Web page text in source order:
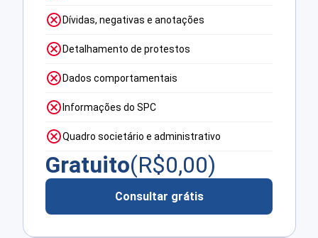
Dívidas, negativas e anotações
Detalhamento de protestos
Dados comportamentais
Informações do SPC
Quadro societário e administrativo
Gratuito(R$0,00)
Consultar grátis